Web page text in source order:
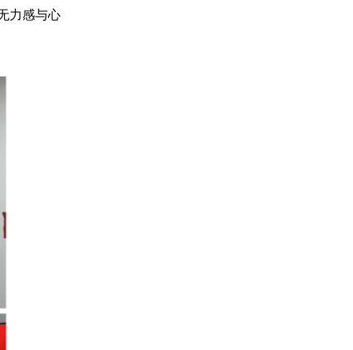
力感与心